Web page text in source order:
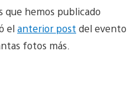
que hemos publicado
el anterior post del evento
fotos más.